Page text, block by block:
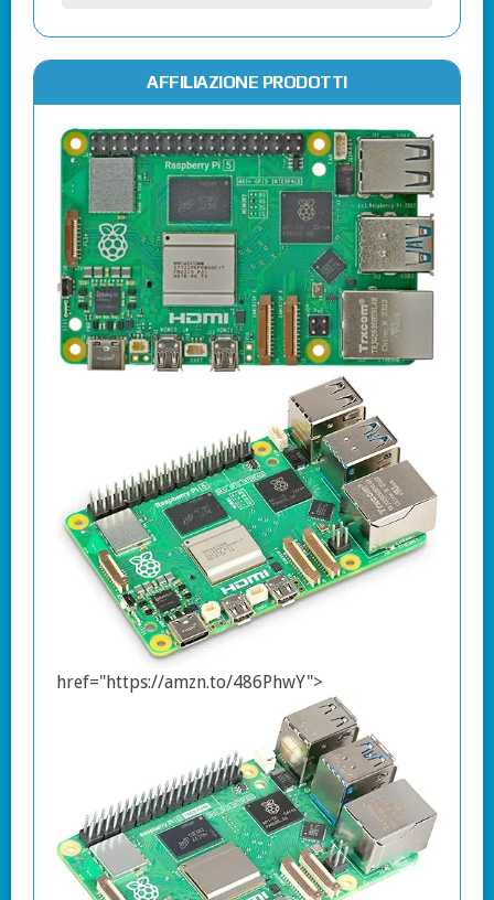
AFFILIAZIONE PRODOTTI
href="https://amzn.to/486PhwY">